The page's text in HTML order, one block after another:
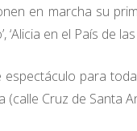
en marcha su
‘Alicia en el País de
para
(calle Cruz de Santa